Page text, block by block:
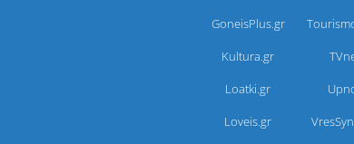
GoneisPlus.gr
Kultura.gr
Loatki.gr
Loveis.gr